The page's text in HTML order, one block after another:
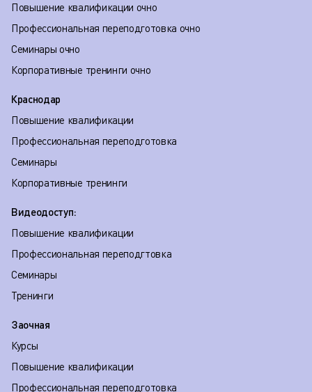
Повышение квалификации очно
Профессиональная переподготовка очно
Семинары очно
Корпоративные тренинги очно
Краснодар
Повышение квалификации
Профессиональная переподготовка
Семинары
Корпоративные тренинги
Видеодоступ:
Повышение квалификации
Профессиональная переподгтовка
Семинары
Тренинги
Заочная
Курсы
Повышение квалификации
Профессиональная переподготовка